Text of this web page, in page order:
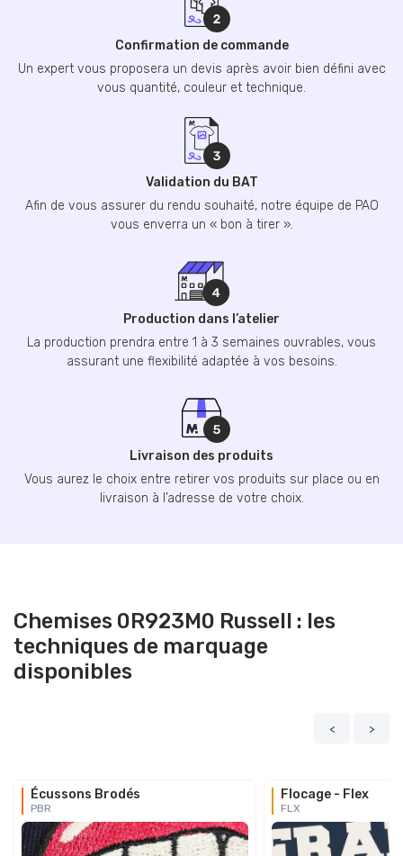
Confirmation de commande
Un expert vous proposera un devis après avoir bien défini avec
vous quantité, couleur et technique.
Validation du BAT
Afin de vous assurer du rendu souhaité, notre équipe de PAO
vous enverra un « bon à tirer ».
Production dans l’atelier
La production prendra entre 1 à 3 semaines ouvrables, vous
assurant une flexibilité adaptée à vos besoins.
Livraison des produits
Vous aurez le choix entre retirer vos produits sur place ou en
livraison à l’adresse de votre choix.
Chemises 0R923M0 Russell : les
techniques de marquage
disponibles
< >
Écussons Brodés
PBR
Flocage - Flex
FLX